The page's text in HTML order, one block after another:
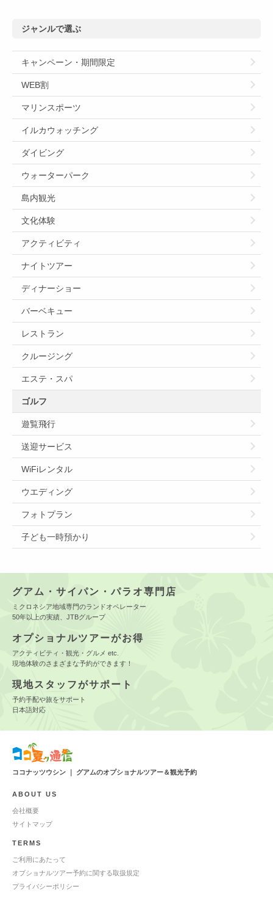
ジャンルで選ぶ
キャンペーン・期間限定
WEB割
マリンスポーツ
イルカウォッチング
ダイビング
ウォーターパーク
島内観光
文化体験
アクティビティ
ナイトツアー
ディナーショー
バーベキュー
レストラン
クルージング
エステ・スパ
ゴルフ
遊覧飛行
送迎サービス
WiFiレンタル
ウエディング
フォトプラン
子ども一時預かり
グアム・サイパン・パラオ専門店
ミクロネシア地域専門のランドオペレーター
50年以上の実績、JTBグループ
オプショナルツアーがお得
アクティビティ・観光・グルメ etc.
現地体験のさまざまな予約ができます！
現地スタッフがサポート
予約手配や旅をサポート
日本語対応
ココナッツウシン ｜ グアムのオプショナルツアー＆観光予約
ABOUT US
会社概要
サイトマップ
TERMS
ご利用にあたって
オプショナルツアー予約に関する取扱規定
プライバシーポリシー